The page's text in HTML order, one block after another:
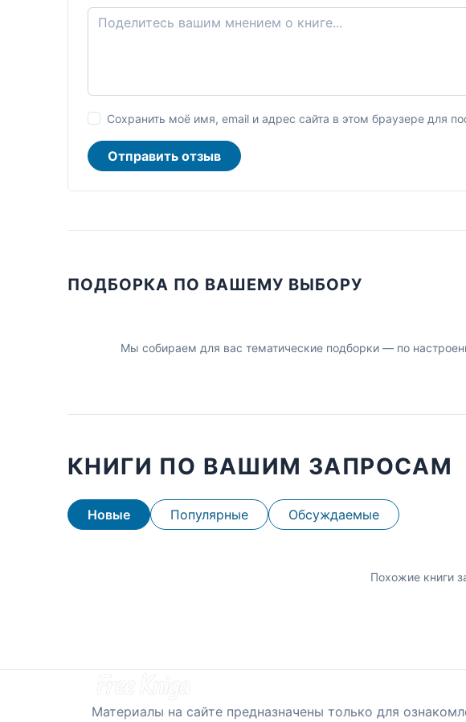
Сохранить моё имя, email и адрес сайта в этом браузере для
Отправить отзыв
ПОДБОРКА ПО ВАШЕМУ ВЫБОРУ
Мы собираем для вас тематические подборки — по
КНИГИ ПО ВАШИМ ЗАПРОСАМ
Новые Популярные Обсуждаемые
Похожие книги
Материалы на сайте предназначены только для